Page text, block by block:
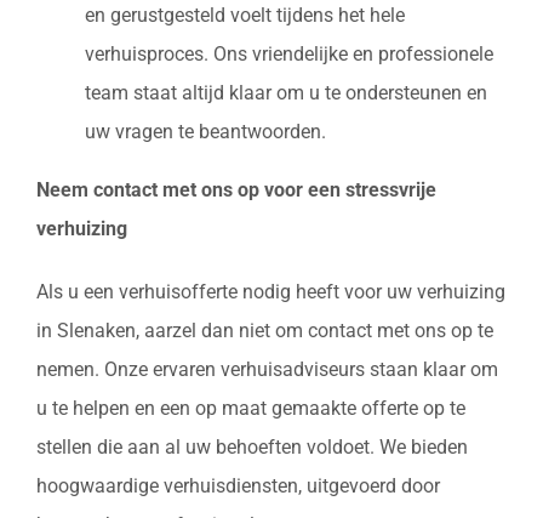
en gerustgesteld voelt tijdens het hele
verhuisproces. Ons vriendelijke en professionele
team staat altijd klaar om u te ondersteunen en
uw vragen te beantwoorden.
Neem contact met ons op voor een stressvrije
verhuizing
Als u een verhuisofferte nodig heeft voor uw verhuizing
in Slenaken, aarzel dan niet om contact met ons op te
nemen. Onze ervaren verhuisadviseurs staan klaar om
u te helpen en een op maat gemaakte offerte op te
stellen die aan al uw behoeften voldoet. We bieden
hoogwaardige verhuisdiensten, uitgevoerd door